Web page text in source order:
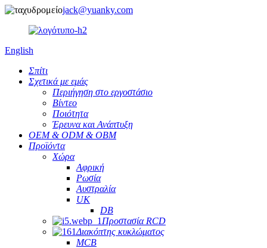
jack@yuanky.com
English
Σπίτι
Σχετικά με εμάς
Περιήγηση στο εργοστάσιο
Βίντεο
Ποιότητα
Έρευνα και Ανάπτυξη
OEM & ODM & OBM
Προϊόντα
Χώρα
Αφρική
Ρωσία
Αυστραλία
UK
DB
Προστασία RCD
Διακόπτης κυκλώματος
MCB